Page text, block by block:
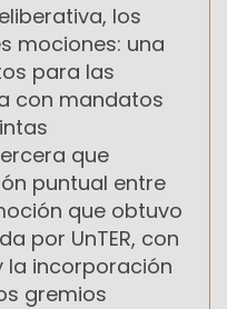
los
mociones: una
para las
con mandatos
que
puntual entre
moción que obtuvo
por UnTER, con
incorporación
gremios